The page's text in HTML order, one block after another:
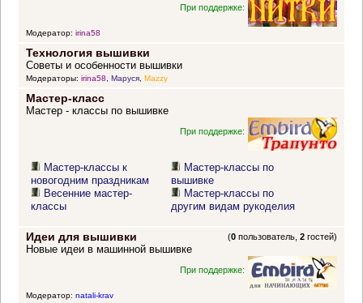
При поддержке:
Модератор: irina58
Технология вышивки
Советы и особенности вышивки
Модераторы: irina58, Маруся, Mazzy
Мастер-класс
Мастер - классы по вышивке
При поддержке:
Мастер-классы к
новогодним праздникам
Весенние мастер-
классы
Мастер-классы по
вышивке
Мастер-классы по
другим видам рукоделия
Идеи для вышивки (0 пользователь,2 гостей)
Новые идеи в машинной вышивке
При поддержке:
Модератор: natali-krav